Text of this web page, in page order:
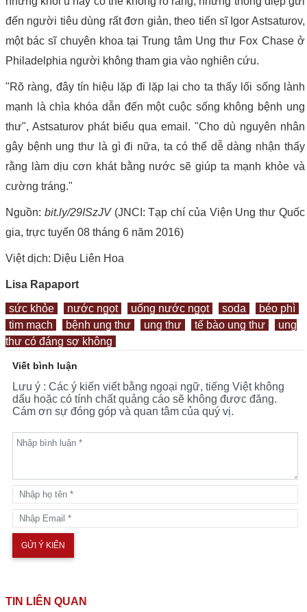
đến người tiêu dùng rất đơn giản, theo tiến sĩ Igor Astsaturov,
một bác sĩ chuyên khoa tại Trung tâm Ung thư Fox Chase ở
Philadelphia người không tham gia vào nghiên cứu.
"Rõ ràng, đây tín hiệu lặp đi lặp lại cho ta thấy lối sống lành
mạnh là chìa khóa dẫn đến một cuộc sống không bệnh ung
thư", Astsaturov phát biểu qua email. "Cho dù nguyên nhân
gây bệnh ung thư là gì đi nữa, ta có thể dễ dàng nhận thấy
rằng làm dịu cơn khát bằng nước sẽ giúp ta mạnh khỏe và
cường tráng."
Nguồn: bit.ly/29ISzJV(JNCI: Tạp chí của Viện Ung thư Quốc
gia, trực tuyến 08 tháng 6 năm 2016)
Việt dịch: Diệu Liên Hoa
Lisa Rapaport
sức khỏe nước ngọt uống nước ngọt soda
béo phì
tim mạch
bệnh ung thư ung thư tế bào ung thư
ung
thư có đáng sợ không
Viết bình luận
Lưu ý : Các ý kiến viết bằng ngoại ngữ, tiếng Việt không
dấu hoặc có tính chất quảng cáo sẽ không được đăng.
Cám ơn sự đóng góp và quan tâm của quý vị.
TIN LIÊN QUAN